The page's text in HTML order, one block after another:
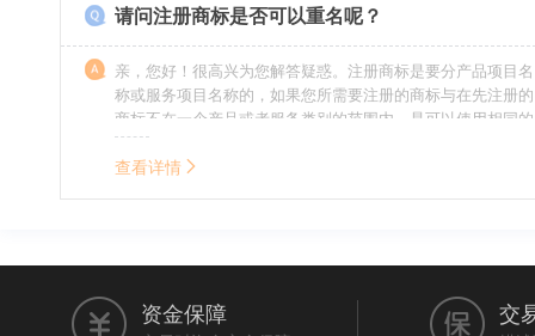
请问注册商标是否可以重名呢？
亲，您好！很高兴为您解答疑惑。注册商标是要分产品项目名
称或服务项目名称的，如果您所需要注册的商标与在先注册的
商标不在一个产品或者服务类别的范围内，是可以使用相同的
名称的。希望我的回答能帮到您。
查看详情
资金保障 交